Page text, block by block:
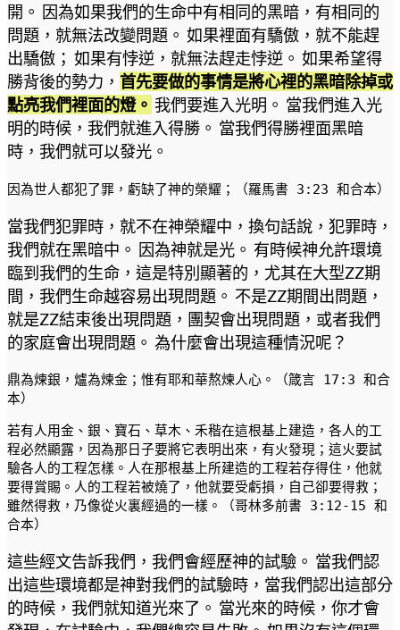
開。 因為如果我們的生命中有相同的黑暗，有相同的
問題，就無法改變問題。 如果裡面有驕傲，就不能趕
出驕傲； 如果有悖逆，就無法趕走悖逆。 如果希望得
勝背後的勢力， 首先要做的事情是將心裡的黑暗除掉或
點亮我們裡面的燈。 我們要進入光明。 當我們進入光
明的時候，我們就進入得勝。 當我們得勝裡面黑暗
時，我們就可以發光。
因為世人都犯了罪，虧缺了神的榮耀；（羅馬書 3:23 和合本）
當我們犯罪時，就不在神榮耀中，換句話說，犯罪時，
我們就在黑暗中。 因為神就是光。 有時候神允許環境
臨到我們的生命，這是特別顯著的，尤其在大型ZZ期
間，我們生命越容易出現問題。 不是ZZ期間出問題，
就是ZZ結束後出現問題，團契會出現問題，或者我們
的家庭會出現問題。 為什麼會出現這種情況呢？
鼎為煉銀，爐為煉金；惟有耶和華熬煉人心。（箴言 17:3 和合
本）
若有人用金、銀、寶石、草木、禾稭在這根基上建造，各人的工
程必然顯露，因為那日子要將它表明出來，有火發現；這火要試
驗各人的工程怎樣。人在那根基上所建造的工程若存得住，他就
要得賞賜。人的工程若被燒了，他就要受虧損，自己卻要得救；
雖然得救，乃像從火裏經過的一樣。（哥林多前書 3:12-15 和
合本）
這些經文告訴我們，我們會經歷神的試驗。 當我們認
出這些環境都是神對我們的試驗時，當我們認出這部分
的時候，我們就知道光來了。 當光來的時候，你才會